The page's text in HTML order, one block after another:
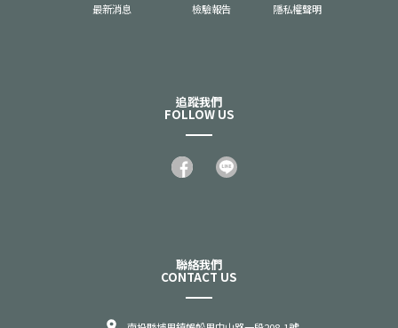
最新消息 檢驗報告 隱私權聲明
追蹤我們
FOLLOW US
聯絡我們
CONTACT US